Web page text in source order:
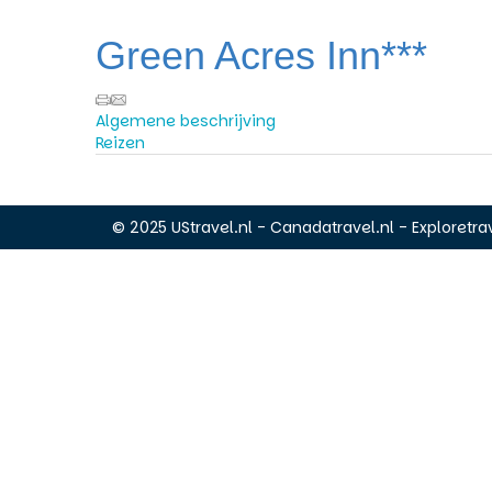
Green Acres Inn***
Algemene beschrijving
Reizen
© 2025 UStravel.nl - Canadatravel.nl -